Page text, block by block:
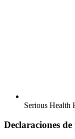
Serious Health
Declaraciones